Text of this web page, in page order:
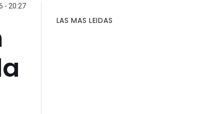
- 20:27
LAS MAS LEIDAS